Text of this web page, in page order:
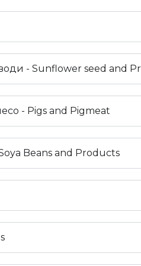
- Sunflower seed and
- Pigs and Pigmeat
Beans and Products